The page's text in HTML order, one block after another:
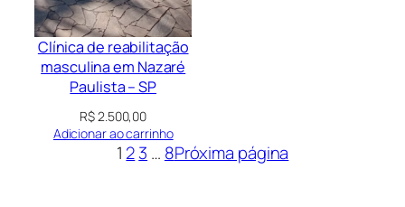
Clínica de reabilitação
masculina em Nazaré
Paulista – SP
R$2.500,00
Adicionar ao carrinho
1 23 … 8Próxima página